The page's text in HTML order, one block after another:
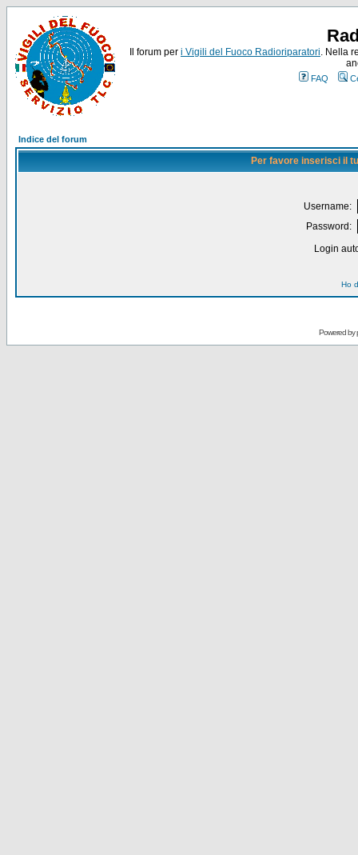
Il forum per i Vigili del Fuoco Radioriparatori. Nella
FAQ
Indice del forum
Per favore inserisci il
Username:
Password:
Login
Ho
Powered by